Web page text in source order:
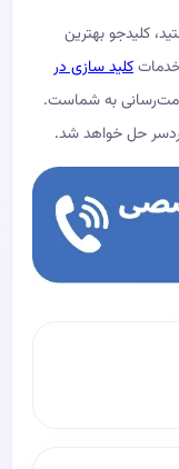
کلیدجو بهترین
کلید سازی در
آماده خدمت‌رسانی به شماست.
حل خواهد شد.